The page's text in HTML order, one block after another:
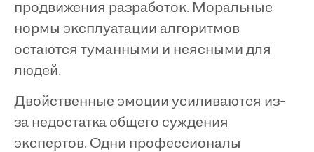
продвижения разработок. Моральные
нормы эксплуатации алгоритмов
остаются туманными и неясными для
людей.
Двойственные эмоции усиливаются из-
за недостатка общего суждения
экспертов. Одни профессионалы